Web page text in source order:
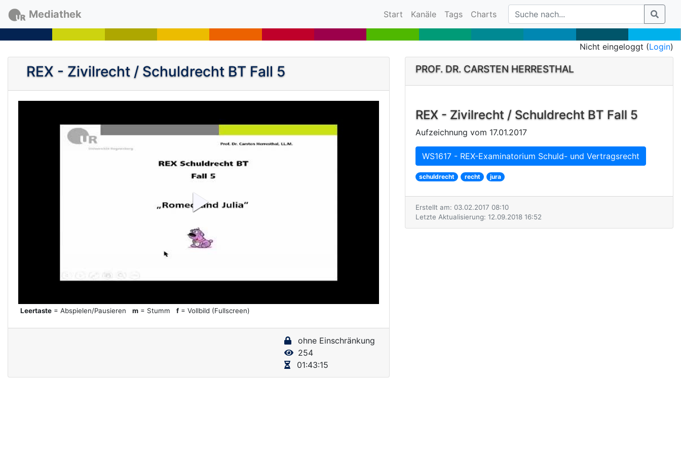
Mediathek Start (current)
Kanäle Tags Charts
Nicht eingeloggt (Login)
REX - Zivilrecht / Schuldrecht BT Fall 5
P
l
d
Leertaste = Abspielen/Pausieren m = Stumm f = Vollbild (Fullscreen)
ohne Einschränkung
254
01:43:15
PROF. DR. CARSTEN HERRESTHAL
REX - Zivilrecht / Schuldrecht BT Fall 5
Aufzeichnung vom 17.01.2017
WS1617 - REX-Examinatorium Schuld- und Vertragsrecht
schuldrecht recht jura
Erstellt am: 03.02.2017 08:10
Letzte Aktualisierung: 12.09.2018 16:52